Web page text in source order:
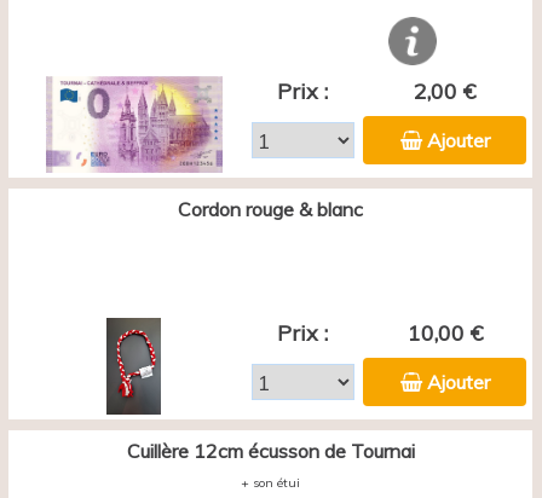
Prix : 2,00 €
Ajouter
Cordon rouge & blanc
Prix : 10,00 €
Ajouter
Cuillère 12cm écusson de Tournai
+ son étui